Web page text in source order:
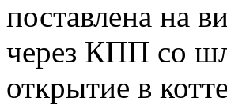
поставлена на
через КПП со
открытие в